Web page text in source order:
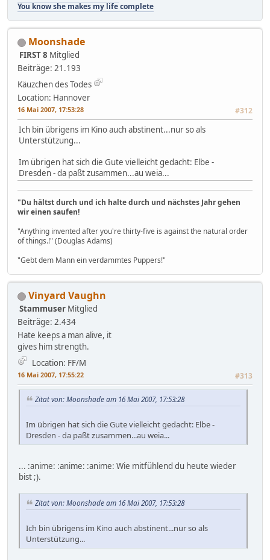
You know she makes my life complete
Moonshade
FIRST 8 Mitglied
Beiträge: 21.193
Käuzchen des Todes
Location: Hannover
16 Mai 2007, 17:53:28 #312
Ich bin übrigens im Kino auch abstinent...nur so als
Unterstützung...
Im übrigen hat sich die Gute vielleicht gedacht: Elbe -
Dresden - da paßt zusammen...au weia...
"Du hältst durch und ich halte durch und nächstes Jahr gehen
wir einen saufen!
"Anything invented after you're thirty-five is against the natural order
of things.!" (Douglas Adams)
"Gebt dem Mann ein verdammtes Puppers!"
Vinyard Vaughn
Stammuser Mitglied
Beiträge: 2.434
Hate keeps a man alive, it
gives him strength.
Location: FF/M
16 Mai 2007, 17:55:22 #313
Zitat von: Moonshade am 16 Mai 2007, 17:53:28
Im übrigen hat sich die Gute vielleicht gedacht: Elbe -
Dresden - da paßt zusammen...au weia...
... :anime: :anime: :anime: Wie mitfühlend du heute wieder
bist ;).
Zitat von: Moonshade am 16 Mai 2007, 17:53:28
Ich bin übrigens im Kino auch abstinent...nur so als
Unterstützung...